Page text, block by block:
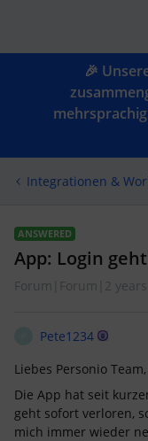
🎉
Integrationen &
ANSWERED
App: Login
Forum|Forum|2 years
Pete1234
Liebes Personio Team,
Die App hat seit
geht sofort verloren,
mich immer wieder